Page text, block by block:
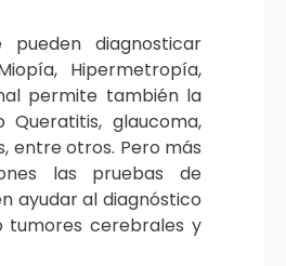
diagnosticar
Hipermetropía,
permite también la
glaucoma,
entre otros. Pero más
las pruebas de
ayudar al diagnóstico
tumores cerebrales y